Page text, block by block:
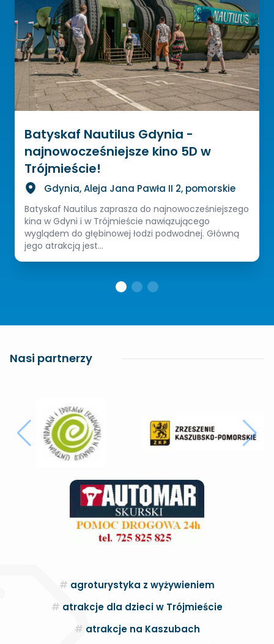
Batyskaf Nautilus Gdynia -
najnowocześniejsze kino 5D w
Trójmieście!
Gdynia, Aleja Jana Pawła II 2, pomorskie
Batyskaf Nautilus zaprasza do najnowocześniejszego
kina w Gdyni i w Trójmieście nawiązującego
wyglądem do głębinowej łodzi podwodnej. Główną
jego atrakcją jest...
Nasi partnerzy
agroturystyka z wyżywieniem
atrakcje dla dzieci w Trójmieście
atrakcje na Kaszubach